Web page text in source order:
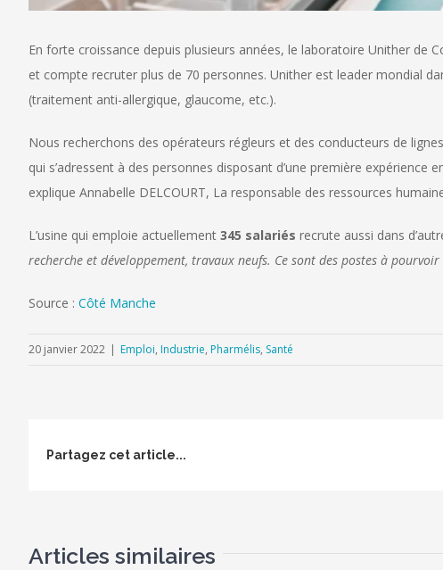
En forte croissance depuis plusieurs années, le laboratoire Unither de
et compte recruter plus de 70 personnes. Unither est leader mondial
(traitement anti-allergique, glaucome, etc.).
Nous recherchons des opérateurs régleurs et des conducteurs de
qui s’adressent à des personnes disposant d’une première
explique Annabelle DELCOURT, La responsable des ressources
L’usine qui emploie actuellement 345 salariés recrute aussi dans
recherche et développement, travaux neufs. Ce sont des postes à
Source : Côté Manche
20 janvier 2022 | Emploi, Industrie, Pharmélis, Santé
Partagez cet article...
Articles similaires